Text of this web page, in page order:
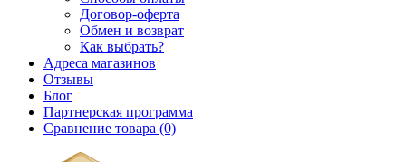
Договор-оферта
Обмен и возврат
Как выбрать?
Адреса магазинов
Отзывы
Блог
Партнерская программа
Сравнение товара (0)